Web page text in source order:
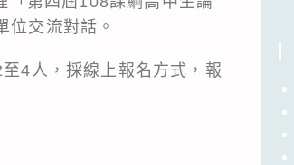
位交流對話。
4人，採線上報名方式，報